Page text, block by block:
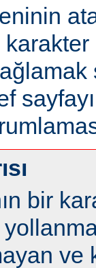
bir
ve